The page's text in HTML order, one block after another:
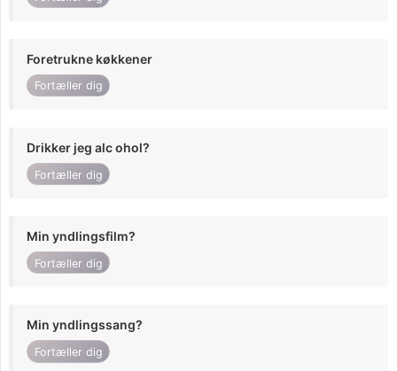
Foretrukne køkkener
Fortæller dig
Drikker jeg alc ohol?
Fortæller dig
Min yndlingsfilm?
Fortæller dig
Min yndlingssang?
Fortæller dig